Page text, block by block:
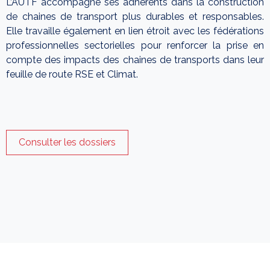
de chaines de transport plus durables et responsables.
Elle travaille également en lien étroit avec les fédérations
professionnelles sectorielles pour renforcer la prise en
compte des impacts des chaines de transports dans leur
feuille de route RSE et Climat.
Consulter les dossiers